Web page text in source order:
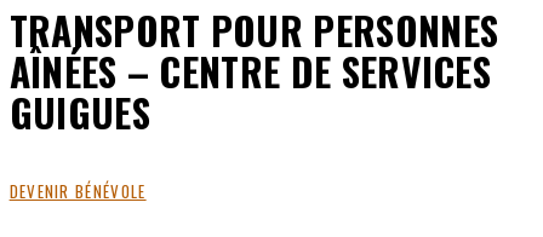
TRANSPORT POUR PERSONNES
AÎNÉES – CENTRE DE SERVICES
GUIGUES
DEVENIR BÉNÉVOLE